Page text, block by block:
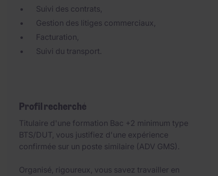
Suivi des contrats,
Gestion des litiges commerciaux,
Facturation,
Suivi du transport.
Profil recherché
Titulaire d'une formation Bac +2 minimum type
BTS/DUT, vous justifiez d'une expérience
confirmée sur un poste similaire (ADV GMS).
Organisé, rigoureux, vous savez travailler en